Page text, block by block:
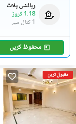
رہائشی پلاٹ
1.18 کروڑ
1 کنال
سے
محفوظ کریں
مقبول ترین